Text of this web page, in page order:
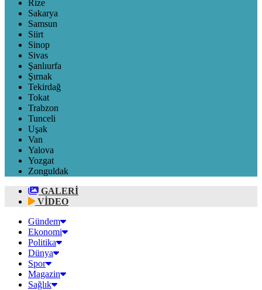
Rize
Sakarya
Samsun
Siirt
Sinop
Sivas
Şanlıurfa
Şırnak
Tekirdağ
Tokat
Trabzon
Tunceli
Uşak
Van
Yalova
Yozgat
Zonguldak
GALERİ
VİDEO
Gündem
Ekonomi
Politika
Dünya
Spor
Magazin
Sağlık